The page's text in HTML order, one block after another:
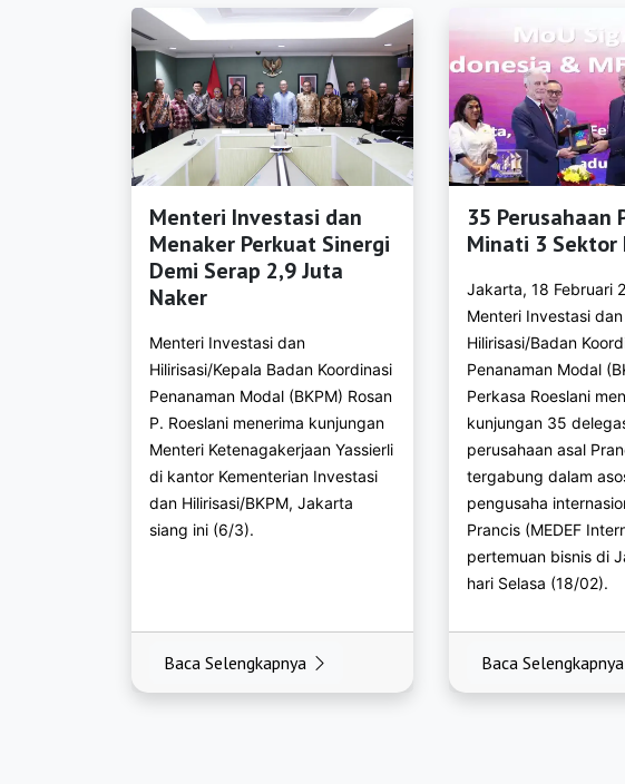
https://bkpmbatang.org
https://bkpmblora.org
https://bkpmboyolali.org
https://bkpmbrebes.org
https://bkpmcilacap.org
https://bkpmgrobogan.org
https://bkpmjepara.org
https://bkpmkaranganyar.org
https://bkpmkebumen.org
https://bkpmkendal.org
https://bkpmklaten.org
https://bkpmkudus.org
https://bkpmmagelang.org
https://bkpmpati.org
Menteri Investasi dan
Menaker Perkuat Sinergi
Demi Serap 2,9 Juta
Naker
Menteri Investasi dan
Hilirisasi/Kepala Badan Koordinasi
Penanaman Modal (BKPM) Rosan
P. Roeslani menerima kunjungan
Menteri Ketenagakerjaan Yassierli
di kantor Kementerian Investasi
dan Hilirisasi/BKPM, Jakarta
siang ini (6/3).
Baca Selengkapnya
35 Perusahaan
Minati 3 Sektor
Jakarta, 18 Februari
Menteri Investasi dan
Hilirisasi/Badan
Penanaman Modal
Perkasa Roeslani
kunjungan 35
perusahaan asal
tergabung dalam
pengusaha
Prancis (MEDEF
pertemuan bisnis di
hari Selasa (18/02).
Baca Selengkapnya